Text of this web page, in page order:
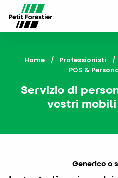
Home Professionisti
Current:
POS &
Servizio di
vostri
Generico o